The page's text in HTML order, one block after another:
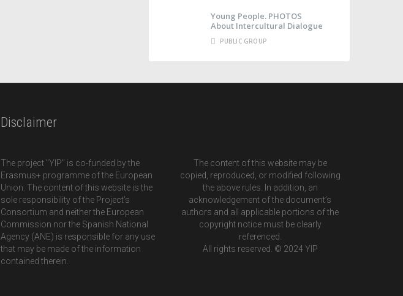
Young People. PHOTOS
About Intercultural Dialogue
PUBLIC GROUP
Disclaimer
The project "YIP" is co-funded by the
Erasmus+ programme of the European
Union. The content of this website is the
sole responsibility of the Project’s
Consortium and neither the European
Commission nor the Spanish National
Agency (ANE) is responsible for any use
that may be made of the information
contained therein.
The content of this website may be
copied, reproduced, or modified following
the above rules. In addition, an
acknowledgement of the document’s
authors and all applicable portions of the
copyright notice must be clearly
referenced.
All rights reserved. © 2024 YIP